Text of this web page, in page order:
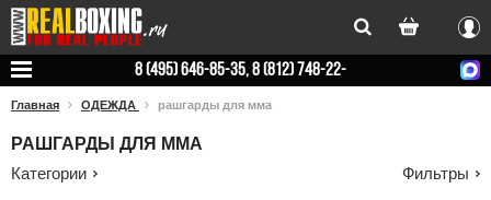
Вход
8 (495) 646-85-35, 8 (812) 748-22-
Главная ОДЕЖДА рашгарды для мма
РАШГАРДЫ ДЛЯ ММА
Категории
Фильтры